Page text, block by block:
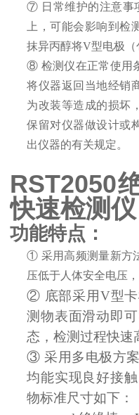
⑦ 日常维护的注意事
上，可能会影响到检
抹异丙醇将V型电极（
⑧ 检测仪在正常使用
将仪器返回当地经销
为改装等造成的损坏
保留对仪器做设计或
出仪器的有关规定。
RST2050
快速检测仪
功能特点：
① 采用高频测量新方
压低于人体安全电压
② 底部采用V型
测物表面滑动即
态，检测过程快速
③采用多电极方
均能实现良好接
物标准尺寸如下：